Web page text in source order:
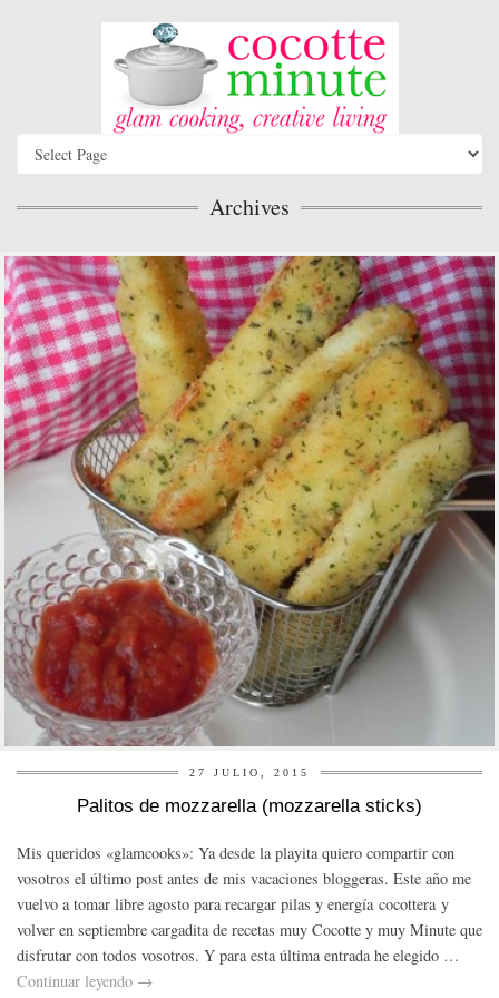
Archives
27 JULIO, 2015
Palitos de mozzarella (mozzarella sticks)
Mis queridos «glamcooks»: Ya desde la playita quiero compartir con
vosotros el último post antes de mis vacaciones bloggeras. Este año me
vuelvo a tomar libre agosto para recargar pilas y energía cocottera y
volver en septiembre cargadita de recetas muy Cocotte y muy Minute que
disfrutar con todos vosotros. Y para esta última entrada he elegido …
Continuar leyendo →